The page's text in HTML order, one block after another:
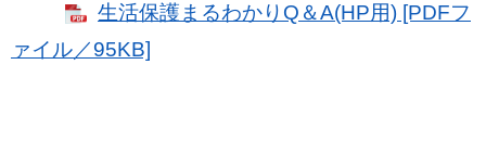
生活保護まるわかりQ＆A(HP用) [PDFフ
ァイル／95KB]